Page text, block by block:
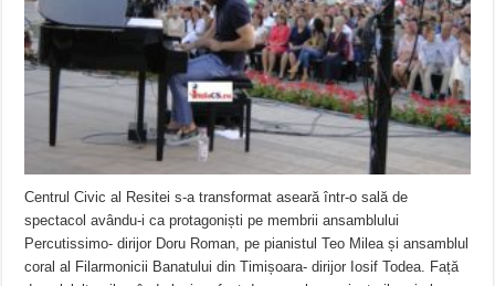
Centrul Civic al Resitei s-a transformat aseară într-o sală de
spectacol avându-i ca protagoniști pe membrii ansamblului
Percutissimo- dirijor Doru Roman, pe pianistul Teo Milea și ansamblul
coral al Filarmonicii Banatului din Timișoara- dirijor Iosif Todea. Față